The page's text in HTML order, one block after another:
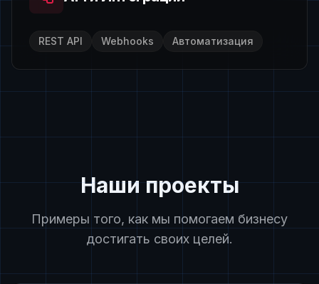
REST API Webhooks Автоматизация
Наши проекты
Примеры того, как мы помогаем бизнесу
достигать своих целей.